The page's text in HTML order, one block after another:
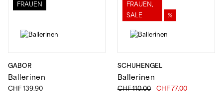
FRAUEN
GABOR
Ballerinen
CHF 139.90
FRAUEN,
SALE
%
SCHUHENGEL
Ballerinen
CHF110.00
Ursprünglicher
CHF 77.00Aktueller